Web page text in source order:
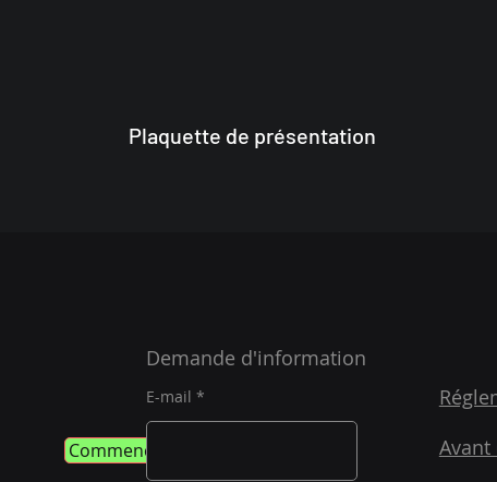
Plaquette de présentation
Commencer
Demande d'information
E-mail